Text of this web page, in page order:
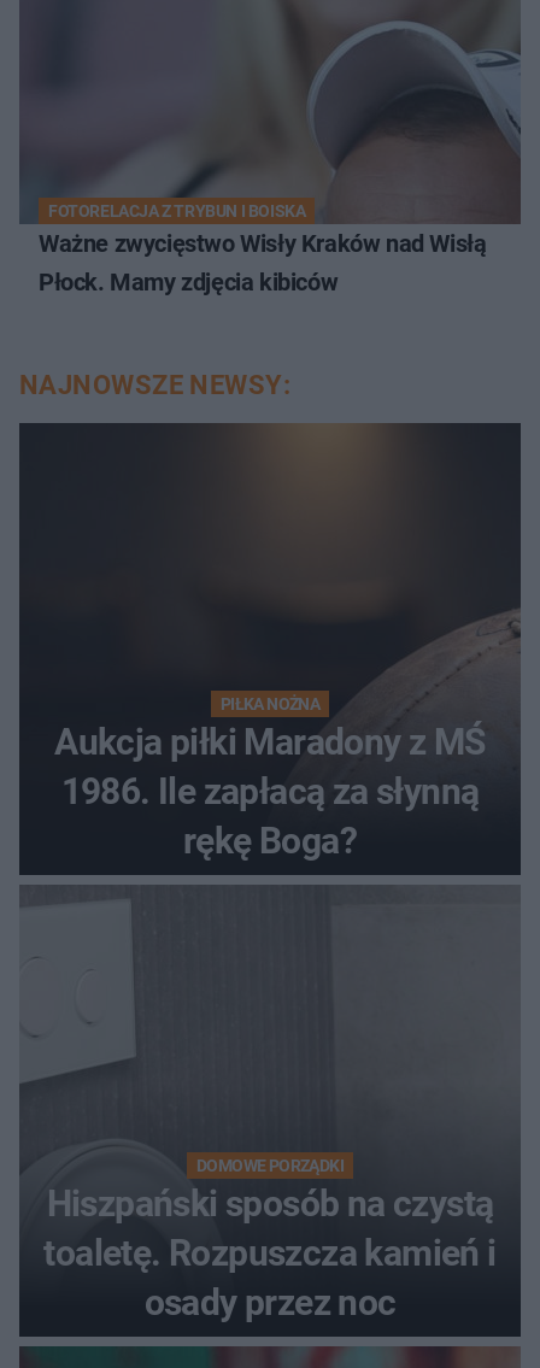
FOTORELACJA Z TRYBUN I BOISKA
Ważne zwycięstwo Wisły Kraków nad Wisłą
Płock. Mamy zdjęcia kibiców
NAJNOWSZE NEWSY:
PIŁKA NOŻNA
Aukcja piłki Maradony z MŚ
1986. Ile zapłacą za słynną
rękę Boga?
DOMOWE PORZĄDKI
Hiszpański sposób na czystą
toaletę. Rozpuszcza kamień i
osady przez noc